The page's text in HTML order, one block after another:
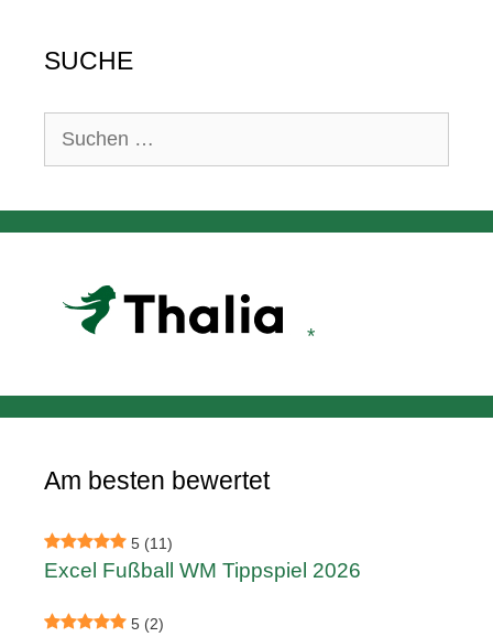
SUCHE
Suchen
Am besten bewertet
5 (11)
Excel Fußball WM Tippspiel 2026
5 (2)